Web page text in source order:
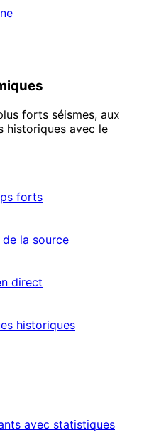
forts séismes, aux
historiques avec le
forts
de la source
direct
historiques
avec statistiques